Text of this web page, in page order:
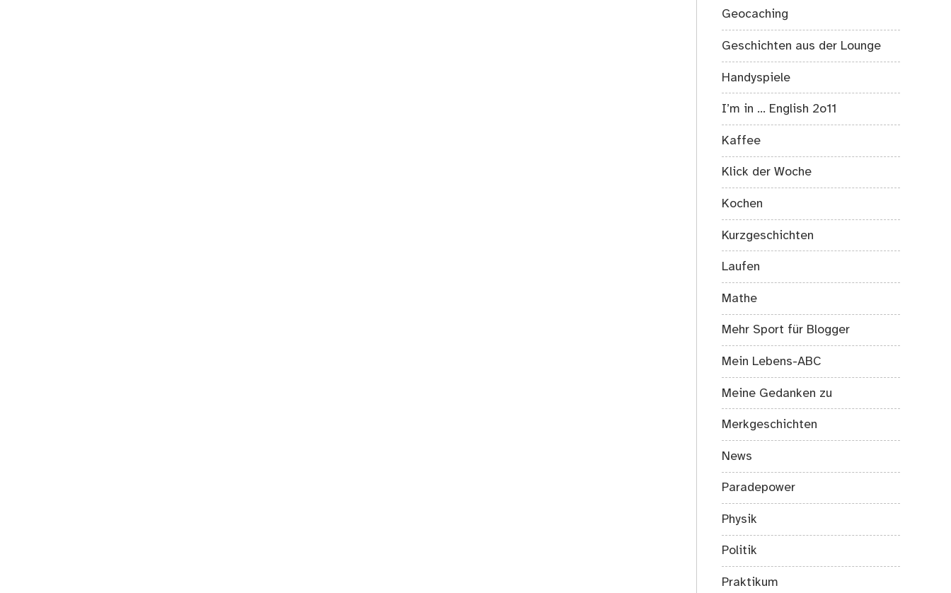
Geocaching
Geschichten aus der Lounge
Handyspiele
I’m in … English 2o11
Kaffee
Klick der Woche
Kochen
Kurzgeschichten
Laufen
Mathe
Mehr Sport für Blogger
Mein Lebens-ABC
Meine Gedanken zu
Merkgeschichten
News
Paradepower
Physik
Politik
Praktikum